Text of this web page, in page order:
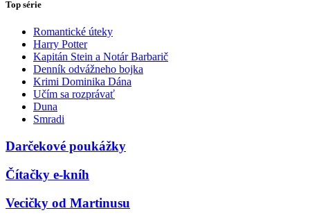
Top série
Romantické úteky
Harry Potter
Kapitán Stein a Notár Barbarič
Denník odvážneho bojka
Krimi Dominika Dána
Učím sa rozprávať
Duna
Smradi
Darčekové poukážky
Čítačky e-kníh
Vecičky od Martinusu